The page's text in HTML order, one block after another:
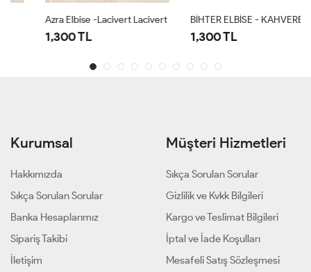
Azra Elbise -Lacivert Lacivert
1,300 TL
BİHTER ELBİSE - KAHVERENGİ
1,300 TL
Kurumsal
Hakkımızda
Sıkça Sorulan Sorular
Banka Hesaplarımız
Sipariş Takibi
İletişim
Müşteri Hizmetleri
Sıkça Sorulan Sorular
Gizlilik ve Kvkk Bilgileri
Kargo ve Teslimat Bilgileri
İptal ve İade Koşulları
Mesafeli Satış Sözleşmesi